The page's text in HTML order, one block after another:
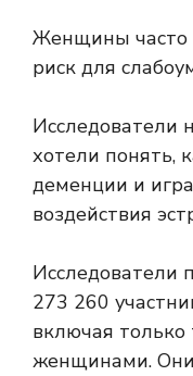
Женщины часто
риск для
Исследователи
хотели понять,
деменции и
воздействия
Исследователи
273 260
включая только
женщинами. Они